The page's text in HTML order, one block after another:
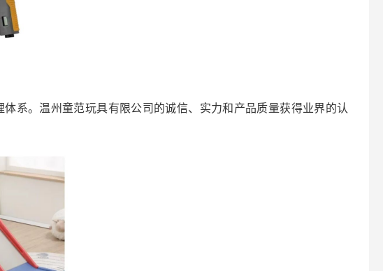
系。温州童范玩具有限公司的诚信、实力和产品质量获得业界的认